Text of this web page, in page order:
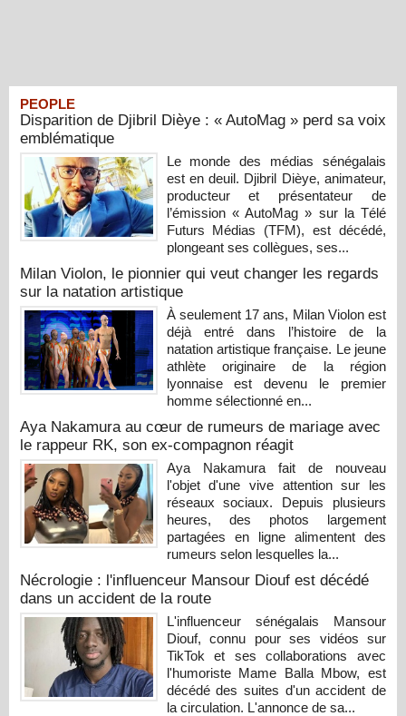
PEOPLE
Disparition de Djibril Dièye : « AutoMag » perd sa voix
emblématique
Le monde des médias sénégalais
est en deuil. Djibril Dièye, animateur,
producteur et présentateur de
l’émission « AutoMag » sur la Télé
Futurs Médias (TFM), est décédé,
plongeant ses collègues, ses...
Milan Violon, le pionnier qui veut changer les regards
sur la natation artistique
À seulement 17 ans, Milan Violon est
déjà entré dans l’histoire de la
natation artistique française. Le jeune
athlète originaire de la région
lyonnaise est devenu le premier
homme sélectionné en...
Aya Nakamura au cœur de rumeurs de mariage avec
le rappeur RK, son ex-compagnon réagit
Aya Nakamura fait de nouveau
l'objet d'une vive attention sur les
réseaux sociaux. Depuis plusieurs
heures, des photos largement
partagées en ligne alimentent des
rumeurs selon lesquelles la...
Nécrologie : l'influenceur Mansour Diouf est décédé
dans un accident de la route
L'influenceur sénégalais Mansour
Diouf, connu pour ses vidéos sur
TikTok et ses collaborations avec
l'humoriste Mame Balla Mbow, est
décédé des suites d'un accident de
la circulation. L'annonce de sa...